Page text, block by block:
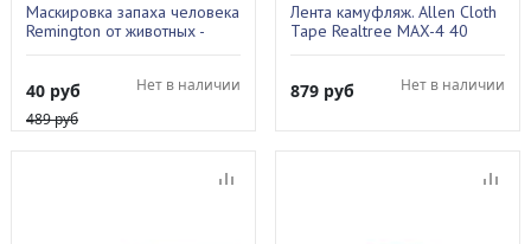
Маскировка запаха человека
Remington от животных -
40 руб
489руб
Нет в наличии
Лента камуфляж. Allen Cloth
Tape Realtree MAX-4 40
879 руб Нет в наличии